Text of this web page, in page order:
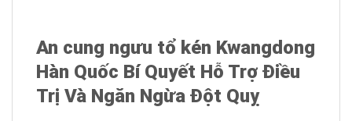
An cung ngưu tổ kén Kwangdong
Hàn Quốc Bí Quyết Hỗ Trợ Điều
Trị Và Ngăn Ngừa Đột Quỵ